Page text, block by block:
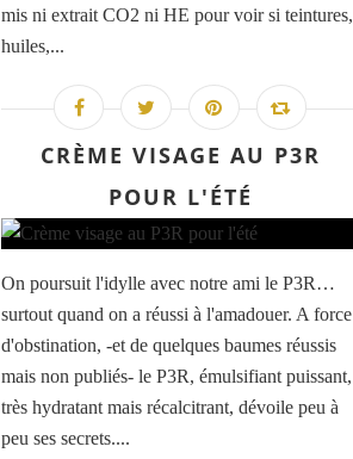
mis ni extrait CO2 ni HE pour voir si teintures,
huiles,...
CRÈME VISAGE AU P3R
POUR L'ÉTÉ
On poursuit l'idylle avec notre ami le P3R…
surtout quand on a réussi à l'amadouer. A force
d'obstination, -et de quelques baumes réussis
mais non publiés- le P3R, émulsifiant puissant,
très hydratant mais récalcitrant, dévoile peu à
peu ses secrets....